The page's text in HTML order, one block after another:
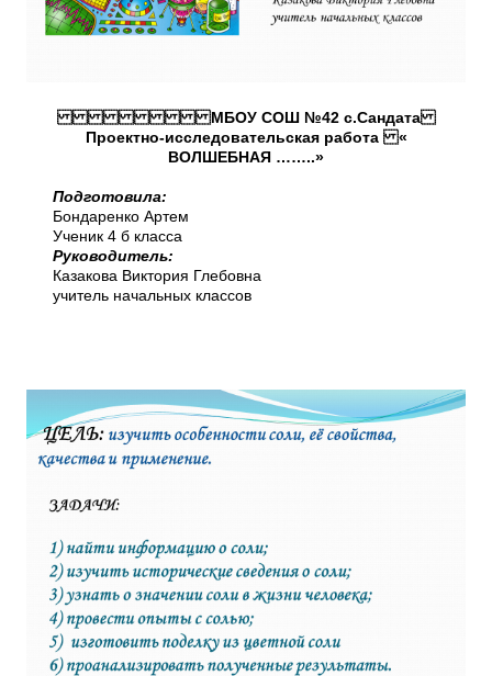
МБОУ СОШ №42 с.Сандата
Проектно-исследовательская работа «
ВОЛШЕБНАЯ ……..»
Подготовила:
Бондаренко Артем
Ученик 4 б класса
Руководитель:
Казакова Виктория Глебовна
учитель начальных классов